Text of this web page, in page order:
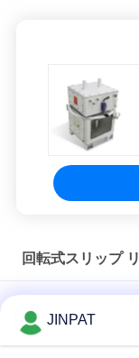
回転式スリップ
リージョイントを通
JINPAT